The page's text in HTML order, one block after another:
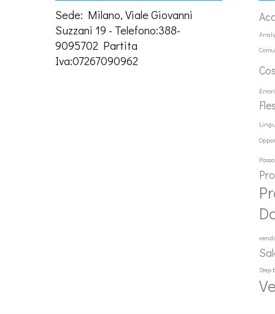
Sede: Milano, Viale Giovanni
Suzzani 19 - Telefono:388-
9095702 Partita
Iva:07267090962
Errori
Passo
Step